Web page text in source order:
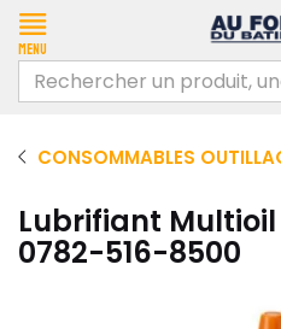
Menu
CONSOMMABLES
Lubrifiant Multioil
0782-516-8500